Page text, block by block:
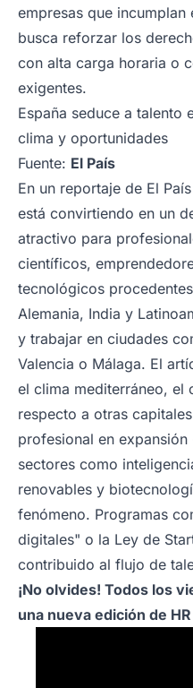
empresas que incumplan
busca reforzar los
con alta carga horaria o
exigentes.
España seduce a talento
clima y oportunidades
Fuente: El País
En un reportaje de El
está convirtiendo en un
atractivo para
científicos,
tecnológicos
Alemania, India y
y trabajar en ciudades
Valencia o Málaga. El
el clima mediterráneo, el
respecto a otras
profesional en
sectores como
renovables y
fenómeno. Programas
digitales" o la Ley de
contribuido al flujo de
¡No olvides! Todos los
una nueva edición de HR